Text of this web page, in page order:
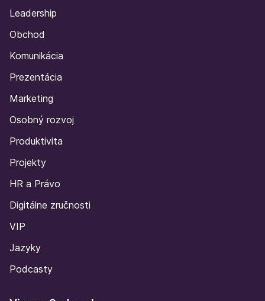
Leadership
Obchod
Komunikácia
Prezentácia
Marketing
Osobný rozvoj
Produktivita
Projekty
HR a Právo
Digitálne zručnosti
VIP
Jazyky
Podcasty